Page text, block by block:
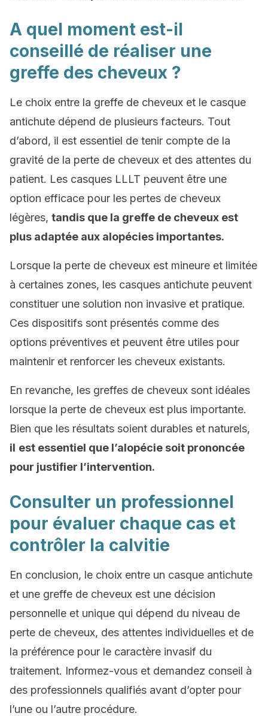
A quel moment est-il
conseillé de réaliser une
greffe des cheveux ?
Le choix entre la greffe de cheveux et le casque
antichute dépend de plusieurs facteurs. Tout
d’abord, il est essentiel de tenir compte de la
gravité de la perte de cheveux et des attentes du
patient. Les casques LLLT peuvent être une
option efficace pour les pertes de cheveux
légères, tandis que la greffe de cheveux est
plus adaptée aux alopécies importantes.
Lorsque la perte de cheveux est mineure et limitée
à certaines zones, les casques antichute peuvent
constituer une solution non invasive et pratique.
Ces dispositifs sont présentés comme des
options préventives et peuvent être utiles pour
maintenir et renforcer les cheveux existants.
En revanche, les greffes de cheveux sont idéales
lorsque la perte de cheveux est plus importante.
Bien que les résultats soient durables et naturels,
il est essentiel que l’alopécie soit prononcée
pour justifier l’intervention.
Consulter un professionnel
pour évaluer chaque cas et
contrôler la calvitie
En conclusion, le choix entre un casque antichute
et une greffe de cheveux est une décision
personnelle et unique qui dépend du niveau de
perte de cheveux, des attentes individuelles et de
la préférence pour le caractère invasif du
traitement. Informez-vous et demandez conseil à
des professionnels qualifiés avant d’opter pour
l’une ou l’autre procédure.